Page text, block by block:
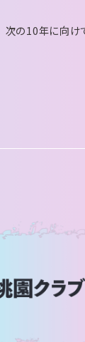
次の10年に向け